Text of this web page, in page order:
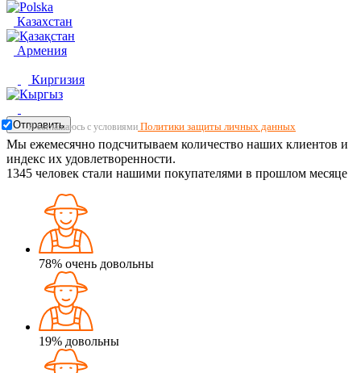
Казахстан
Армения
Киргизия
Отправить
Я соглашаюсь с условиями Политики защиты личных данных
Мы ежемесячно подсчитываем количество наших клиентов и
индекс их удовлетворенности.
1345 человек стали нашими покупателями в прошлом месяце
78% очень довольны
19% довольны